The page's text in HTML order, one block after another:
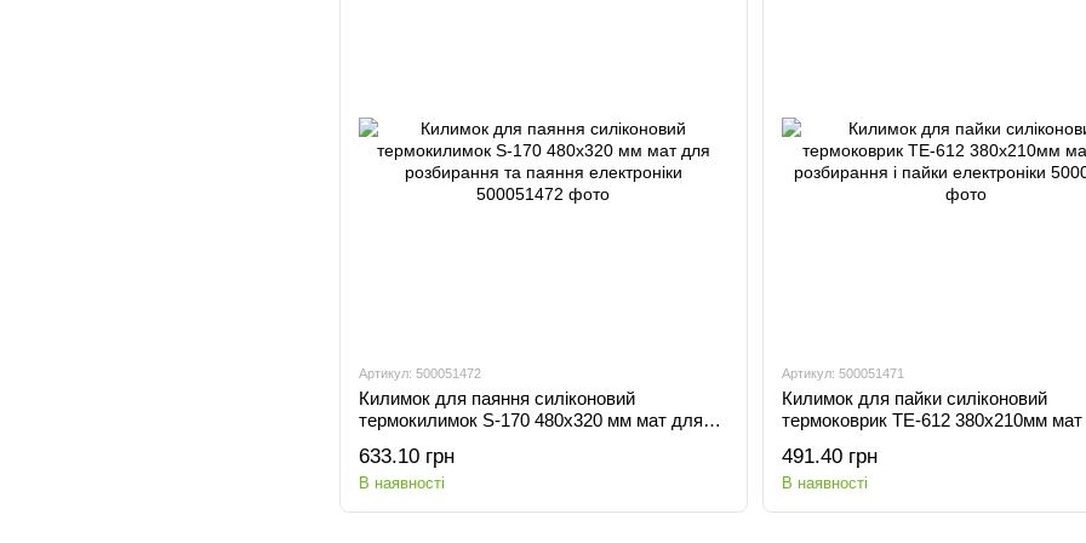
Артикул: 500051472
Килимок для паяння силіконовий
термокилимок S-170 480x320 мм мат для
633.10 грн
В наявності
Артикул: 500051471
Килимок для пайки силіконовий
термоковрик TE-612 380х210мм
491.40 грн
В наявності